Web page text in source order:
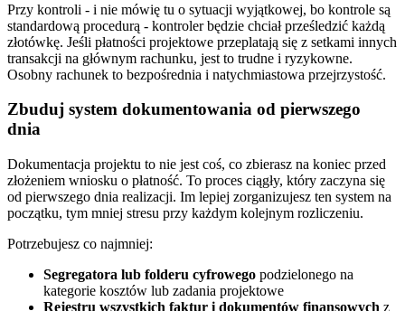
Przy kontroli - i nie mówię tu o sytuacji wyjątkowej, bo kontrole są
standardową procedurą - kontroler będzie chciał prześledzić każdą
złotówkę. Jeśli płatności projektowe przeplatają się z setkami innych
transakcji na głównym rachunku, jest to trudne i ryzykowne.
Osobny rachunek to bezpośrednia i natychmiastowa przejrzystość.
Zbuduj system dokumentowania od pierwszego
dnia
Dokumentacja projektu to nie jest coś, co zbierasz na koniec przed
złożeniem wniosku o płatność. To proces ciągły, który zaczyna się
od pierwszego dnia realizacji. Im lepiej zorganizujesz ten system na
początku, tym mniej stresu przy każdym kolejnym rozliczeniu.
Potrzebujesz co najmniej:
Segregatora lub folderu cyfrowego podzielonego na
kategorie kosztów lub zadania projektowe
Rejestru wszystkich faktur i dokumentów finansowych z